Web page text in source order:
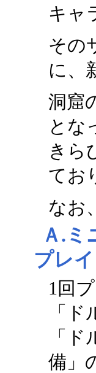
キャ
その
に、
洞窟
とな
きら
てお
なお
Ａ.ミ
プレ
1回
「
「
備」